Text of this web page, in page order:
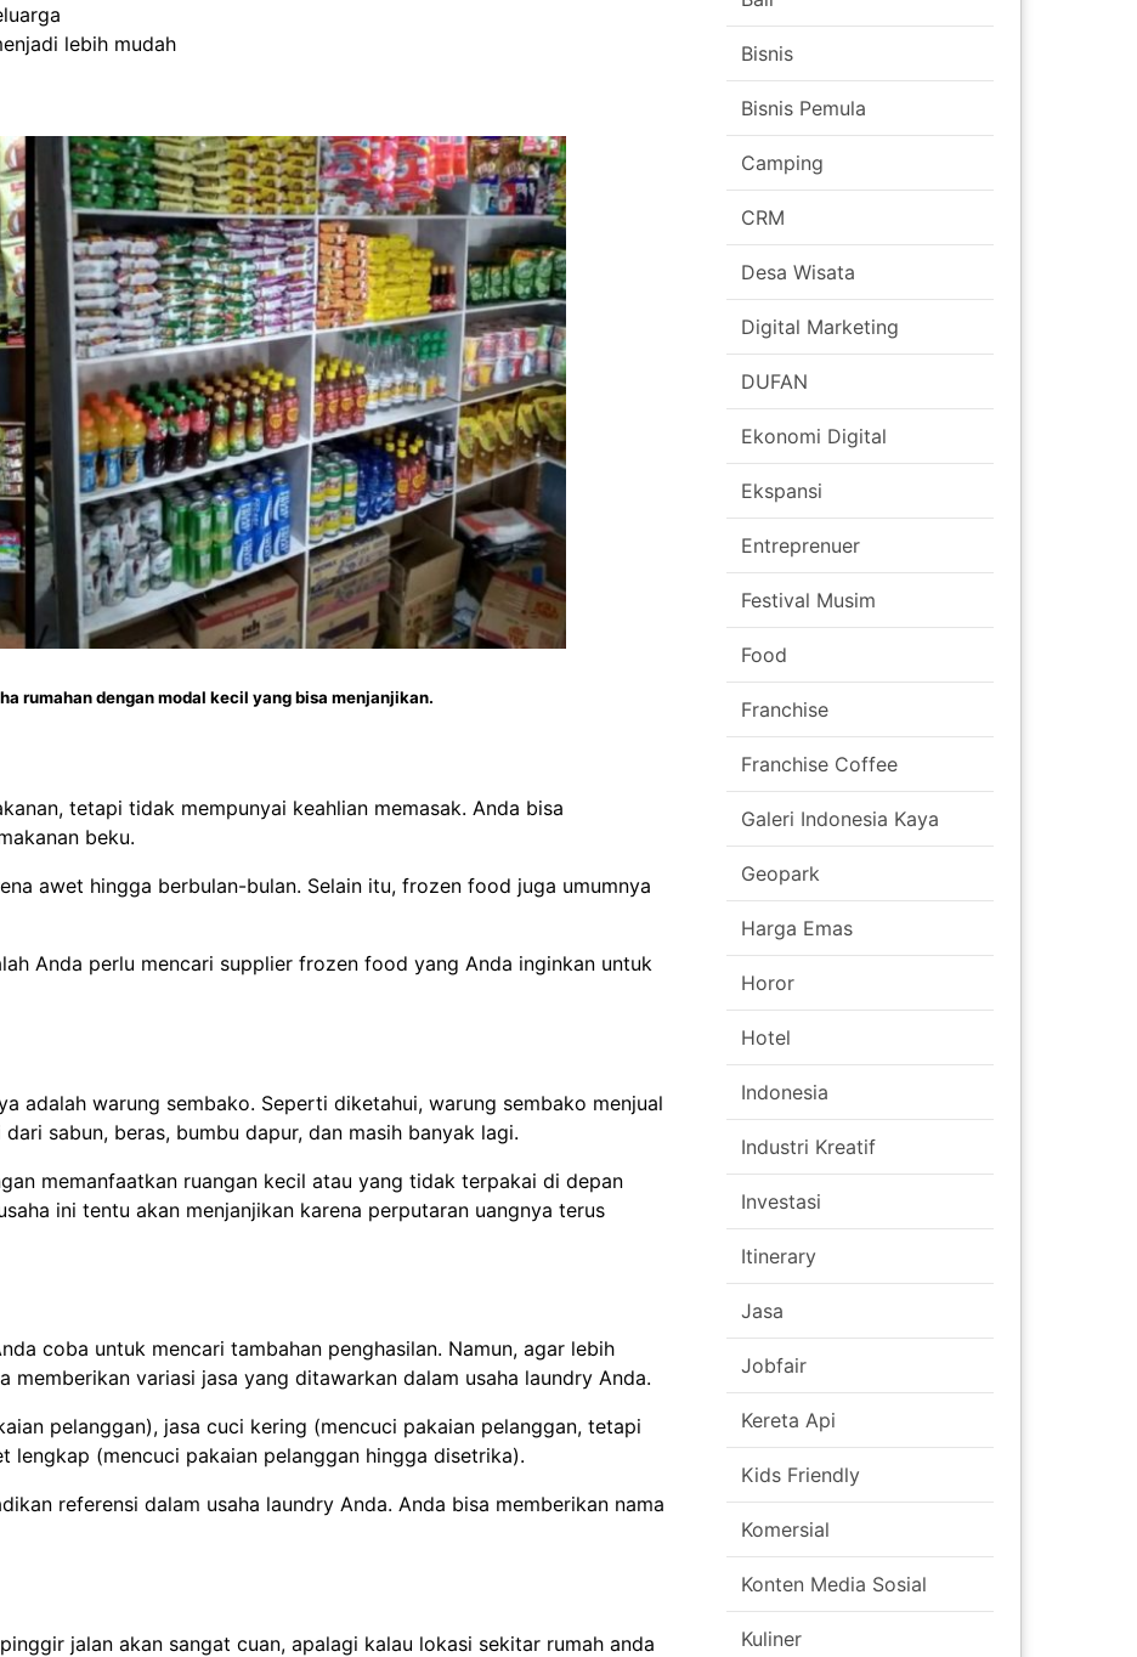
lebih mudah
rumahan dengan modal kecil yang bisa menjanjikan.
tetapi tidak mempunyai keahlian memasak. Anda bisa
beku.
awet hingga berbulan-bulan. Selain itu, frozen food juga umumnya
Anda perlu mencari supplier frozen food yang Anda inginkan untuk
adalah warung sembako. Seperti diketahui, warung sembako menjual
sabun, beras, bumbu dapur, dan masih banyak lagi.
memanfaatkan ruangan kecil atau yang tidak terpakai di depan
ini tentu akan menjanjikan karena perputaran uangnya terus
coba untuk mencari tambahan penghasilan. Namun, agar lebih
memberikan variasi jasa yang ditawarkan dalam usaha laundry Anda.
pelanggan), jasa cuci kering (mencuci pakaian pelanggan, tetapi
lengkap (mencuci pakaian pelanggan hingga disetrika).
referensi dalam usaha laundry Anda. Anda bisa memberikan nama
jalan akan sangat cuan, apalagi kalau lokasi sekitar rumah anda
Bisnis
Bisnis Pemula
Camping
CRM
Desa Wisata
Digital Marketing
DUFAN
Ekonomi Digital
Ekspansi
Entreprenuer
Festival Musim
Food
Franchise
Franchise Coffee
Galeri Indonesia Kaya
Geopark
Harga Emas
Horor
Hotel
Indonesia
Industri Kreatif
Investasi
Itinerary
Jasa
Jobfair
Kereta Api
Kids Friendly
Komersial
Konten Media Sosial
Kuliner